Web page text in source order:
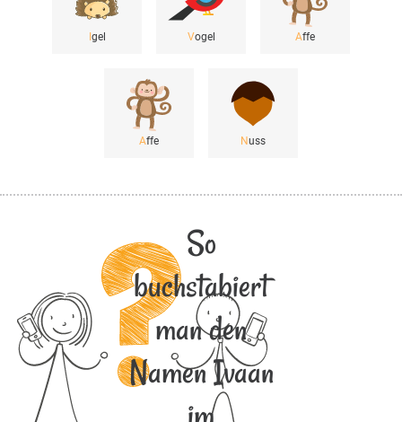
gel Vogel Affe
Affe Nuss
So
buchstabiert
man den
Namen Ivaan